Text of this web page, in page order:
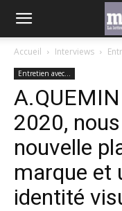
Accueil Interviews
Entretien avec...
2020,
nouvelle
marque et
identité